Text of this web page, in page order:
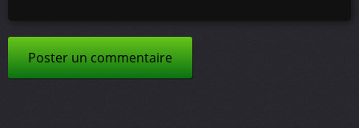
Poster un commentaire